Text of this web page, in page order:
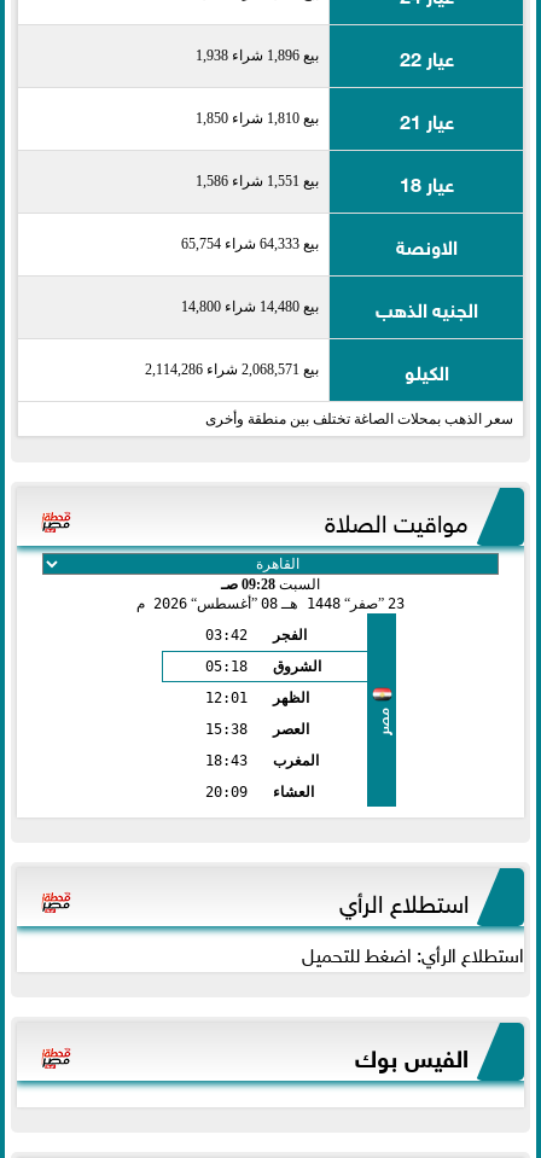
عيار 22 بيع 1,896 شراء 1,938
عيار 21 بيع 1,810 شراء 1,850
عيار 18 بيع 1,551 شراء 1,586
الاونصة بيع 64,333 شراء 65,754
الجنيه الذهب بيع 14,480 شراء 14,800
الكيلو بيع 2,068,571 شراء 2,114,286
سعر الذهب بمحلات الصاغة تختلف بين منطقة وأخرى
مواقيت الصلاة
السبت 09:28 صـ
23
صفر 1448 هـ 08 أغسطس 2026 م
مصر
الفجر
03:42
الشروق
05:18
الظهر
12:01
العصر
15:38
المغرب
18:43
العشاء
20:09
استطلاع الرأي
استطلاع الرأي: اضغط للتحميل
الفيس بوك